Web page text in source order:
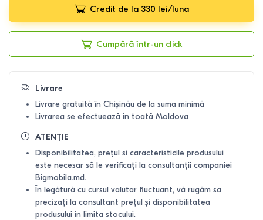
Credit de la 330 lei/luna
Cumpără într-un click
Livrare
Livrare gratuită în Chișinău de la suma minimă
Livrarea se efectuează în toată Moldova
ATENȚIE
Disponibilitatea, prețul si caracteristicile produsului
este necesar să le verificați la consultanții companiei
Bigmobila.md.
În legătură cu cursul valutar fluctuant, vă rugăm sa
precizați la consultant prețul și disponibilitatea
produsului în limita stocului.